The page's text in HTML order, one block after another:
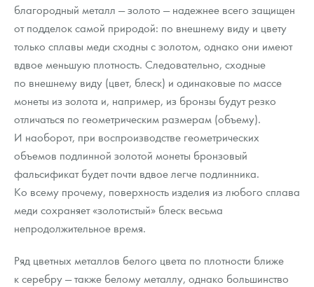
благородный металл — золото — надежнее всего защищен
от подделок самой природой: по внешнему виду и цвету
только сплавы меди сходны с золотом, однако они имеют
вдвое меньшую плотность. Следовательно, сходные
по внешнему виду (цвет, блеск) и одинаковые по массе
монеты из золота и, например, из бронзы будут резко
отличаться по геометрическим размерам (объему).
И наоборот, при воспроизводстве геометрических
объемов подлинной золотой монеты бронзовый
фальсификат будет почти вдвое легче подлинника.
Ко всему прочему, поверхность изделия из любого сплава
меди сохраняет «золотистый» блеск весьма
непродолжительное время.
Ряд цветных металлов белого цвета по плотности ближе
к серебру — также белому металлу, однако большинство